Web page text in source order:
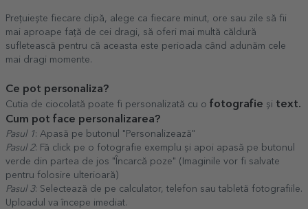
Prețuiește fiecare clipă, alege ca fiecare minut, ore sau zile să fii
mai aproape față de cei dragi, să oferi mai multă căldură
sufletească pentru că aceasta este perioada când adunăm cele
mai dragi momente.
Ce pot personaliza?
Cutia de ciocolată poate fi personalizată cu o fotografie și text.
Cum pot face personalizarea?
Pasul 1: Apasă pe butonul "Personalizează"
Pasul 2: Fă click pe o fotografie exemplu și apoi apasă pe butonul
verde din partea de jos "Încarcă poze" (Imaginile vor fi salvate
pentru folosire ulterioară)
Pasul 3: Selectează de pe calculator, telefon sau tabletă fotografiile.
Uploadul va începe imediat.